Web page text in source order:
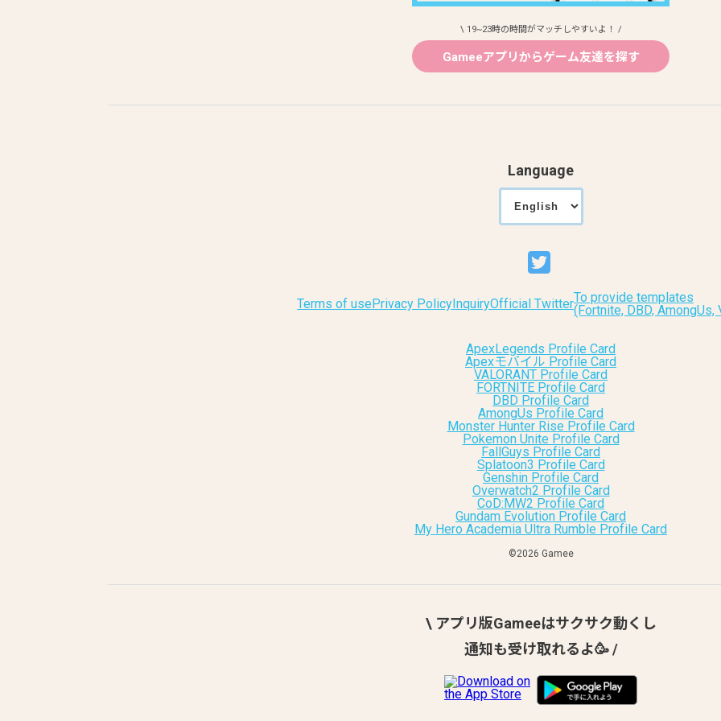
\ 19~23時の時間がマッチしやすいよ！ /
Gameeアプリからゲーム友達を探す
Language
Terms of usePrivacy Policy InquiryOfficial TwitterTo provide templates
(Fortnite, DBD, AmongUs,
ApexLegends Profile Card
Apexモバイル Profile Card
VALORANT Profile Card
FORTNITE Profile Card
DBD Profile Card
AmongUs Profile Card
Monster Hunter Rise Profile Card
Pokemon Unite Profile Card
FallGuys Profile Card
Splatoon3 Profile Card
Genshin Profile Card
Overwatch2 Profile Card
CoD:MW2 Profile Card
Gundam Evolution Profile Card
My Hero Academia Ultra Rumble Profile Card
©︎2026 Gamee
\ アプリ版Gameeはサクサク動くし
通知も受け取れるよ🥳 /